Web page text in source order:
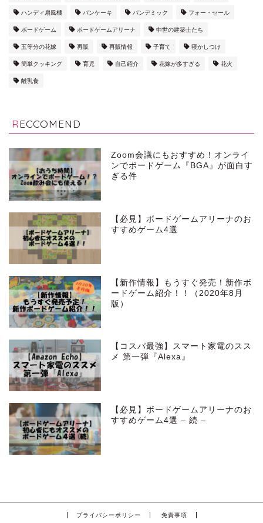
ハンディ扇風機 パンケーキ パンデミック フォー・セール
ボードゲーム ボードゲームアリーナ 中世の建築士たち
五等分の花嫁 再販 再販情報 子育て 寝かしつけ
簡単クッキング 育児 自己紹介 花嫁が多すぎる 花火
離乳食
RECCOMEND
Zoom会議にもおすすめ！オンライ
ンでボードゲーム『BGA』が面白す
ぎる件
【必見】ボードゲームアリーナのお
すすめゲーム4選
【新作情報】もうすぐ発売！新作ボ
ードゲーム紹介！！（2020年8月
版）
【コスパ最強】スマート家電のスス
メ 第一弾『Alexa』
【必見】ボードゲームアリーナのお
すすめゲーム4選 – 続 –
プライバシーポリシー 免責事項